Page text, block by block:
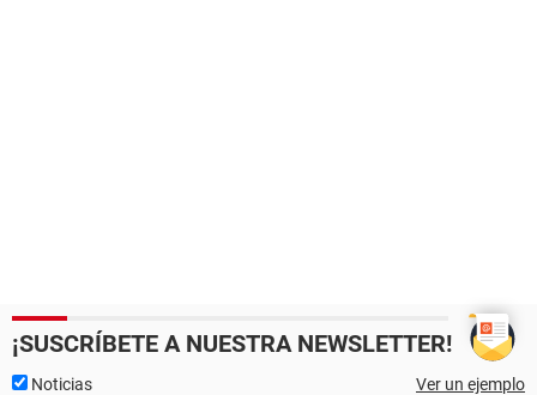
¡SUSCRÍBETE A NUESTRA NEWSLETTER!
Noticias Ver un ejemplo